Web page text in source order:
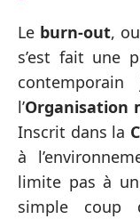
Le burn-out,
s’est fait une
l’Organisation
Inscrit dans la
à
limite pas à
simple